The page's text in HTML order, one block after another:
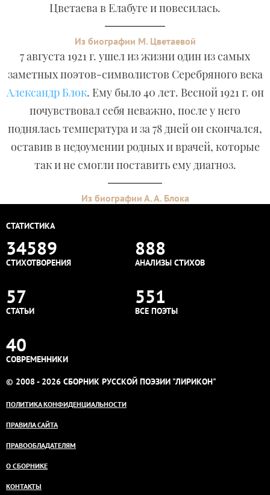
Цветаева в Елабуге и повесилась.
Из биографии М. Цветаевой
7 августа 1921 г. ушел из жизни один из самых
заметных поэтов-символистов Серебряного века
Александр Блок. Ему было 40 лет. Весной 1921 г. он
почувствовал себя неважно, после у него
поднялась температура и за 78 дней он скончался,
оставив в недоумении родных и врачей, которые
так и не смогли поставить ему диагноз.
Из биографии А. А. Блока
СТАТИСТИКА
34589
СТИХОТВОРЕНИЯ
888
АНАЛИЗЫ СТИХОВ
57
СТАТЬИ
551
ВСЕ ПОЭТЫ
40
СОВРЕМЕННИКИ
© 2008 - 2026 СБОРНИК РУССКОЙ ПОЭЗИИ "ЛИРИКОН"
ПОЛИТИКА КОНФИДЕНЦИАЛЬНОСТИ
ПРАВИЛА САЙТА
ПРАВООБЛАДАТЕЛЯМ
О СБОРНИКЕ
КОНТАКТЫ